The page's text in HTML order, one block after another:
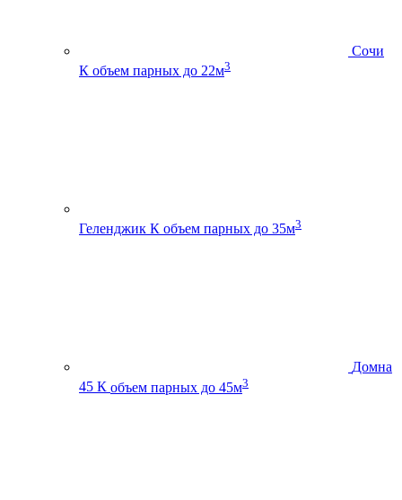
Сочи
К объем парных до 22м3
Геленджик К объем парных до 35м3
Домна
45 К объем парных до 45м3